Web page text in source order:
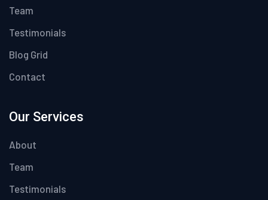
Team
Testimonials
Blog Grid
Contact
Our Services
About
Team
Testimonials